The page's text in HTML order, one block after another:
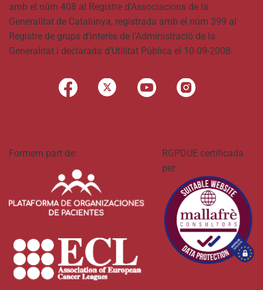
amb el núm 408 al Registre d’Associacions de la
Generalitat de Catalunya, registrada amb el núm 399 al
Registre de grups d’interès de l’Administració de la
Generalitat i declarada d’Utilitat Pública el 10-09-2008.
Formem part de:
RGPDUE certificada
per: